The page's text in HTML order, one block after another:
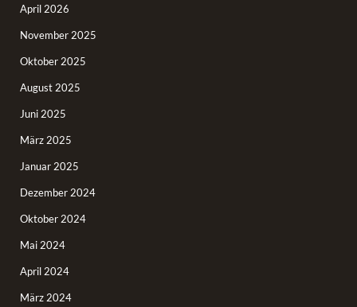
April 2026
November 2025
Oktober 2025
August 2025
Juni 2025
März 2025
Januar 2025
Dezember 2024
Oktober 2024
Mai 2024
April 2024
März 2024